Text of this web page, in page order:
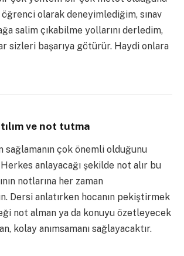
olarak deneyimlediğim, sınav
salim çıkabilme yollarını derledim,
sizleri başarıya götürür. Haydi onlara
ve not tutma
sağlamanın çok önemli olduğunu
Herkes anlayacağı şekilde not alır bu
notlarına her zaman
Dersi anlatırken hocanın pekiştirmek
not alman ya da konuyu özetleyecek
kolay anımsamanı sağlayacaktır.